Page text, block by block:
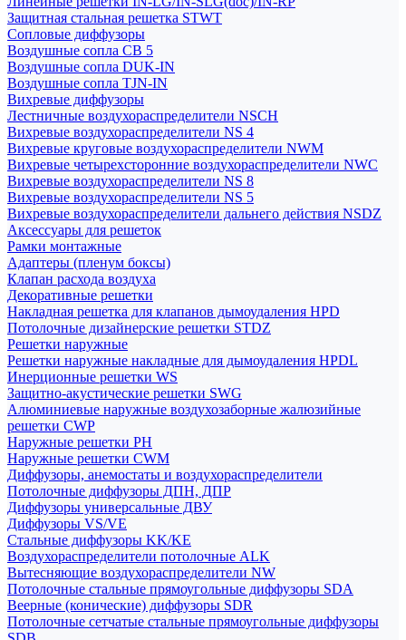
Защитная стальная решетка STWT
Сопловые диффузоры
Воздушные сопла СВ 5
Воздушные сопла DUK-IN
Воздушные сопла TJN-IN
Вихревые диффузоры
Лестничные воздухораспределители NSCH
Вихревые воздухораспределители NS 4
Вихревые круговые воздухораспределители NWM
Вихревые четырехсторонние воздухораспределители NWC
Вихревые воздухораспределители NS 8
Вихревые воздухораспределители NS 5
Вихревые воздухораспределители дальнего действия NSDZ
Аксессуары для решеток
Рамки монтажные
Адаптеры (пленум боксы)
Клапан расхода воздуха
Декоративные решетки
Накладная решетка для клапанов дымоудаления HPD
Потолочные дизайнерские решетки STDZ
Решетки наружные
Решетки наружные накладные для дымоудаления HPDL
Инерционные решетки WS
Защитно-акустические решетки SWG
Алюминиевые наружные воздухозаборные жалюзийные
решетки CWP
Наружные решетки РН
Наружные решетки CWM
Диффузоры, анемостаты и воздухораспределители
Потолочные диффузоры ДПН, ДПР
Диффузоры универсальные ДВУ
Диффузоры VS/VE
Стальные диффузоры KK/KE
Воздухораспределители потолочные ALK
Вытесняющие воздухораспределители NW
Потолочные стальные прямоугольные диффузоры SDA
Веерные (конические) диффузоры SDR
Потолочные сетчатые стальные прямоугольные диффузоры